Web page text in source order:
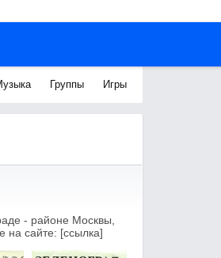
Группы Игры
- районе Москвы,
на сайтe: [ссылка]